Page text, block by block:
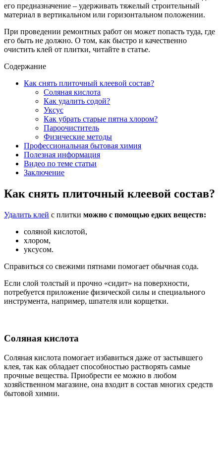
его предназначение – удерживать тяжелый строительный
материал в вертикальном или горизонтальном положении.
При проведении ремонтных работ он может попасть туда, где
его быть не должно. О том, как быстро и качественно
очистить клей от плитки, читайте в статье.
Содержание
Как снять плиточный клеевой состав?
Соляная кислота
Как удалить содой?
Уксус
Как убрать старые пятна хлором?
Пароочиститель
Физические методы
Профессиональная бытовая химия
Полезная информация
Видео по теме статьи
Заключение
Как снять плиточный клеевой состав?
Удалить клей с плитки можно с помощью едких веществ:
соляной кислотой,
хлором,
уксусом.
Справиться со свежими пятнами помогает обычная сода.
Если слой толстый и прочно «сидит» на поверхности,
потребуется приложение физической силы и специального
инструмента, например, шпателя или корщетки.
Соляная кислота
Соляная кислота помогает избавиться даже от застывшего
клея, так как обладает способностью растворять самые
прочные вещества. Приобрести ее можно в любом
хозяйственном магазине, она входит в состав многих средств
бытовой химии.